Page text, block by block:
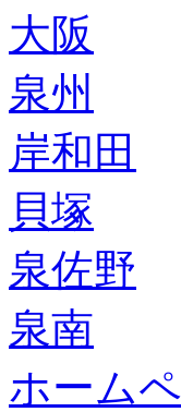
大阪
泉州
岸和田
貝塚
泉佐野
泉南
ホーム